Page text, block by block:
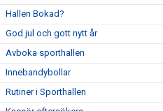
Hallen Bokad?
God jul och gott nytt år
Avboka sporthallen
Innebandybollar
Rutiner i Sporthallen